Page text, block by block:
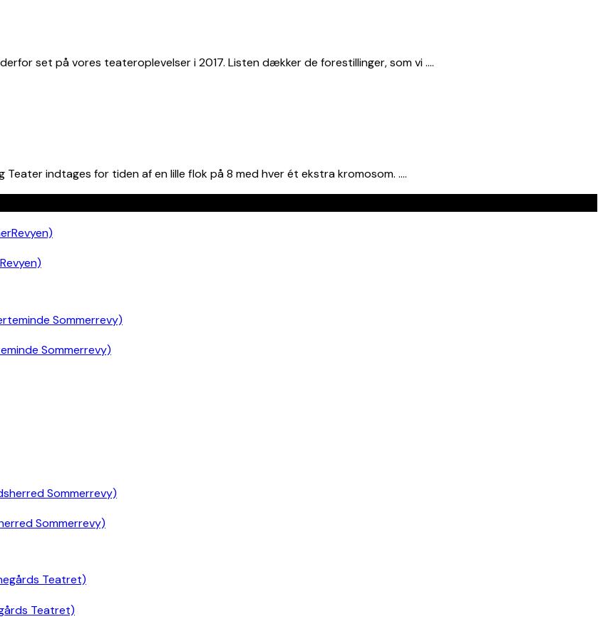
set på vores teateroplevelser i 2017. Listen dækker de forestillinger, som vi ….
indtages for tiden af en lille flok på 8 med hver ét ekstra kromosom. ….
Sommerrevy)
Sommerrevy)
Teatret)